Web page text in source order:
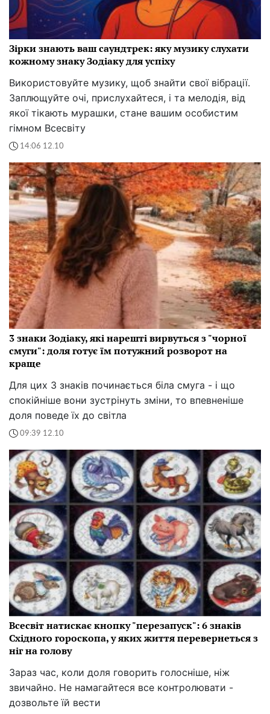
Зірки знають ваш саундтрек: яку музику слухати
кожному знаку Зодіаку для успіху
Використовуйте музику, щоб знайти свої вібрації.
Заплющуйте очі, прислухайтеся, і та мелодія, від
якої тікають мурашки, стане вашим особистим
гімном Всесвіту
14:06 12.10
3 знаки Зодіаку, які нарешті вирвуться з "чорної
смуги": доля готує їм потужний розворот на
краще
Для цих 3 знаків починається біла смуга - і що
спокійніше вони зустрінуть зміни, то впевненіше
доля поведе їх до світла
09:39 12.10
Всесвіт натискає кнопку "перезапуск": 6 знаків
Східного гороскопа, у яких життя перевернеться з
ніг на голову
Зараз час, коли доля говорить голосніше, ніж
звичайно. Не намагайтеся все контролювати -
дозвольте їй вести